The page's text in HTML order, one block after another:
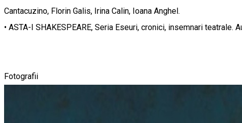
Cantacuzino, Florin Galis, Irina Calin, Ioana Anghel.
• ASTA-I SHAKESPEARE, Seria Eseuri, cronici, insemnari teatrale.
Fotografii